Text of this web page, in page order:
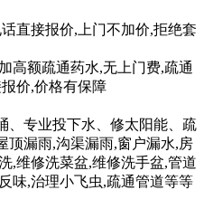
直接报价,上门不加价,拒绝套
高额疏通药水,无上门费,疏通
价,价格有保障
、专业投下水、修太阳能、疏
顶漏雨,沟渠漏雨,窗户漏水,房
,维修洗菜盆,维修洗手盆,管道
味,治理小飞虫,疏通管道等等